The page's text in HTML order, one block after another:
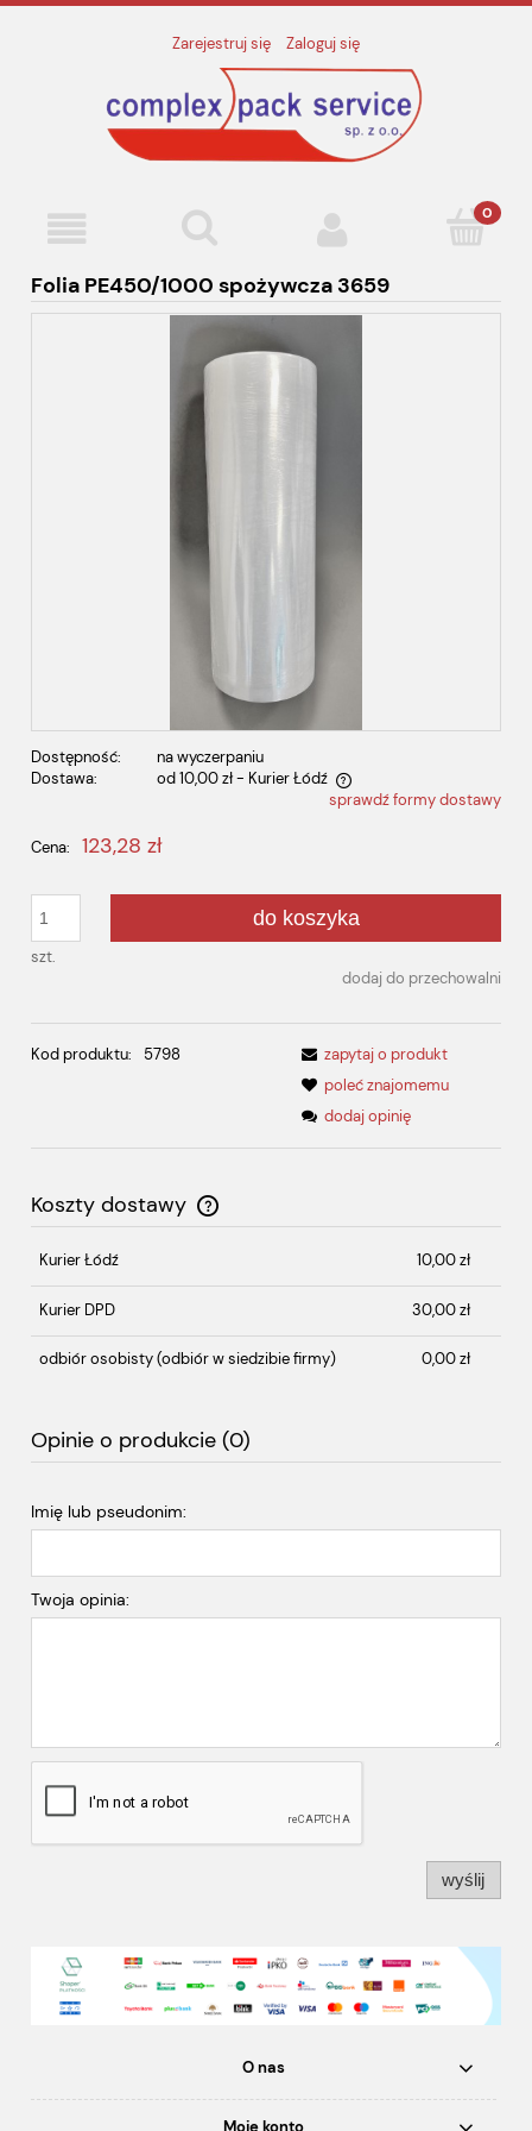
Zarejestruj się Zaloguj się
Folia PE450/1000 spożywcza 3659
Dostępność:
na wyczerpaniu
Dostawa:
od 10,00 zł - Kurier Łódź
Cena nie zawiera ewentualnych kosztów płatnościsprawdź formy dostawy
Cena: 123,28 zł
szt.
do koszyka
dodaj do przechowalni
Kod produktu: 5798
zapytaj o produkt
poleć znajomemu
dodaj opinię
Koszty dostawy
Cena nie zawiera ewentualnych kosztów płatności
Kurier Łódź 10,00 zł
Kurier DPD 30,00 zł
odbiór osobisty(odbiór w siedzibie firmy) 0,00 zł
Opinie o produkcie (0)
Imię lub pseudonim:
Twoja opinia:
wyślij
O nas